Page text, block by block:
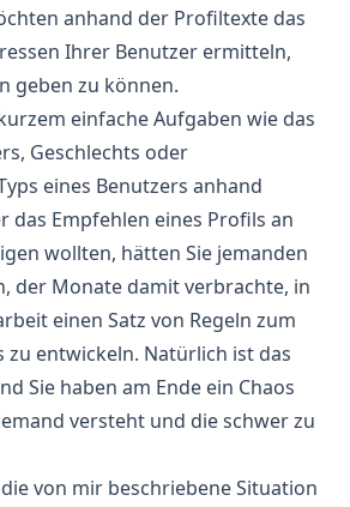
anhand der Profiltexte das
Ihrer Benutzer ermitteln,
geben zu können.
einfache Aufgaben wie das
Geschlechts oder
eines Benutzers anhand
das Empfehlen eines Profils an
wollten, hätten Sie jemanden
der Monate damit verbrachte, in
einen Satz von Regeln zum
zu entwickeln. Natürlich ist das
Sie haben am Ende ein Chaos
versteht und die schwer zu
von mir beschriebene Situation